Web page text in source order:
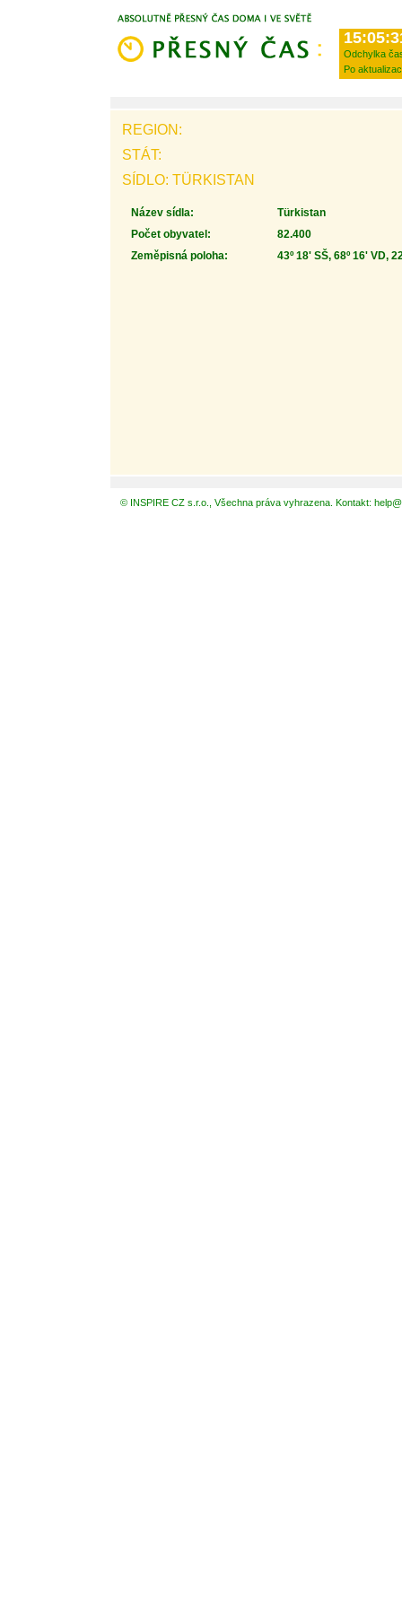
Odchylka
Po
REGION:
STÁT:
SÍDLO: TÜRKISTAN
Název sídla:
Türkistan
Počet obyvatel:
82.400
Zeměpisná poloha:
43º 18' SŠ, 68º 16' VD,
© INSPIRE CZ s.r.o., Všechna práva vyhrazena. Kontakt: